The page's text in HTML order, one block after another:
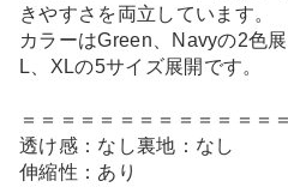
きやすさを両立しています。
カラーはGreen、Navyの2色
L、XLの5サイズ展開です。
＝＝＝＝＝＝＝＝＝＝＝＝＝
透け感：なし裏地：なし
伸縮性：あり